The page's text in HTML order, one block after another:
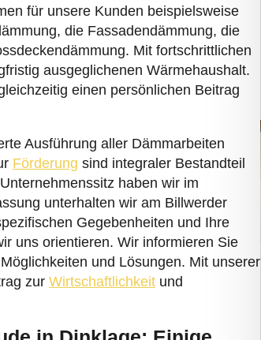
für unsere Kunden beispielsweise
die Fassadendämmung, die
Mit fortschrittlichen
ausgeglichenen Wärmehaushalt.
einen persönlichen Beitrag
Ausführung aller Dämmarbeiten
Förderung sind integraler Bestandteil
haben wir im
unterhalten wir am Billwerder
Gegebenheiten und Ihre
uns orientieren. Wir informieren Sie
und Lösungen. Mit unserer
zur Wirtschaftlichkeit und